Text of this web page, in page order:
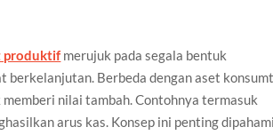
produktifmerujuk pada segala bentuk
berkelanjutan. Berbeda dengan aset
nilai tambah. Contohnya termasuk
arus kas. Konsep ini penting